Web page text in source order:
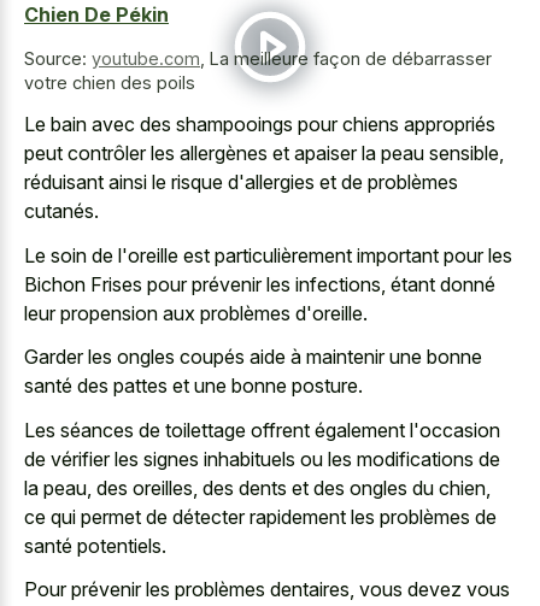
Chien De Pékin
Source: youtube.com La meilleure façon de débarrasser
votre chien des poils
Le bain avec des shampooings pour chiens appropriés
peut contrôler les allergènes et apaiser la peau sensible,
réduisant ainsi le risque d'allergies et de problèmes
cutanés.
Le soin de l'oreille est particulièrement important pour les
Bichon Frises pour prévenir les infections, étant donné
leur propension aux problèmes d'oreille.
Garder les ongles coupés aide à maintenir une bonne
santé des pattes et une bonne posture.
Les séances de toilettage offrent également l'occasion
de vérifier les signes inhabituels ou les modifications de
la peau, des oreilles, des dents et des ongles du chien,
ce qui permet de détecter rapidement les problèmes de
santé potentiels.
Pour prévenir les problèmes dentaires, vous devez vous